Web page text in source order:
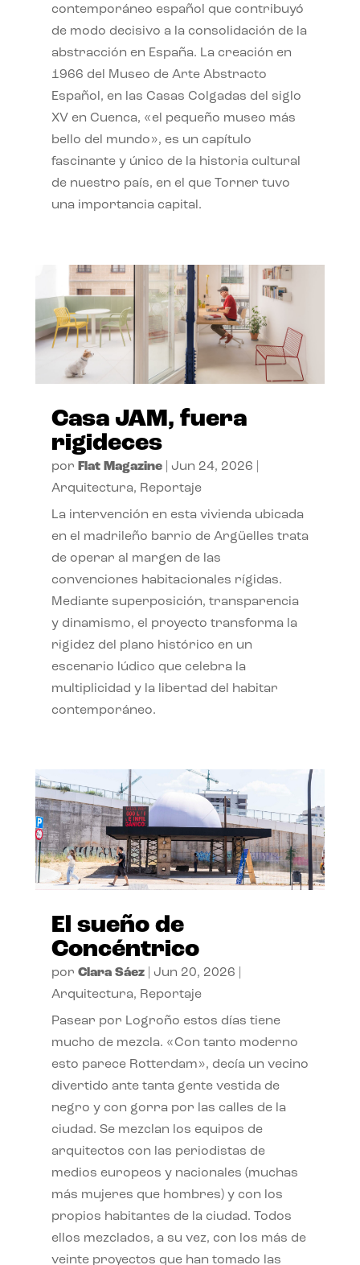
contemporáneo español que contribuyó
de modo decisivo a la consolidación de la
abstracción en España. La creación en
1966 del Museo de Arte Abstracto
Español, en las Casas Colgadas del siglo
XV en Cuenca, «el pequeño museo más
bello del mundo», es un capítulo
fascinante y único de la historia cultural
de nuestro país, en el que Torner tuvo
una importancia capital.
Casa JAM, fuera
rigideces
por Flat Magazine| Jun 24, 2026
Arquitectura, Reportaje
La intervención en esta vivienda ubicada
en el madrileño barrio de Argüelles trata
de operar al margen de las
convenciones habitacionales rígidas.
Mediante superposición, transparencia
y dinamismo, el proyecto transforma la
rigidez del plano histórico en un
escenario lúdico que celebra la
multiplicidad y la libertad del habitar
contemporáneo.
El sueño de
Concéntrico
por Clara Sáez| Jun 20, 2026
Arquitectura, Reportaje
Pasear por Logroño estos días tiene
mucho de mezcla. «Con tanto moderno
esto parece Rotterdam», decía un vecino
divertido ante tanta gente vestida de
negro y con gorra por las calles de la
ciudad. Se mezclan los equipos de
arquitectos con las periodistas de
medios europeos y nacionales (muchas
más mujeres que hombres) y con los
propios habitantes de la ciudad. Todos
ellos mezclados, a su vez, con los más de
veinte proyectos que han tomado las